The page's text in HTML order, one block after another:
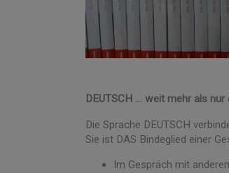
DEUTSCH … weit mehr als
Die Sprache DEUTSCH
Sie ist DAS Bindeglied einer
Im Gespräch mit